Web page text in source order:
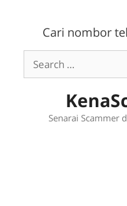
Cari nombor
Search
for:
Senarai Scammer